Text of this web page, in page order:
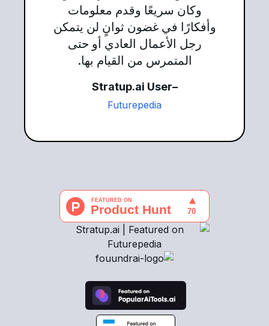
وكان سريعًا وقدم معلومات
وأفكارًا في غضون ثوانٍ لن يتمكن
رجل الأعمال العادي أو حتى
المتمرس من القيام بها.
–Stratup.ai User
Futurepedia